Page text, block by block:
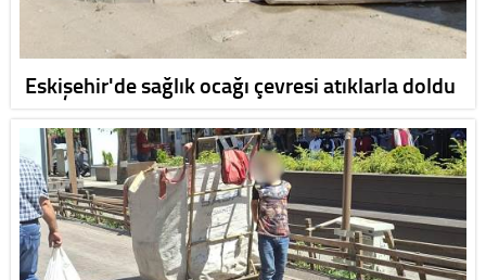
Eskişehir'de sağlık ocağı çevresi atıklarla doldu